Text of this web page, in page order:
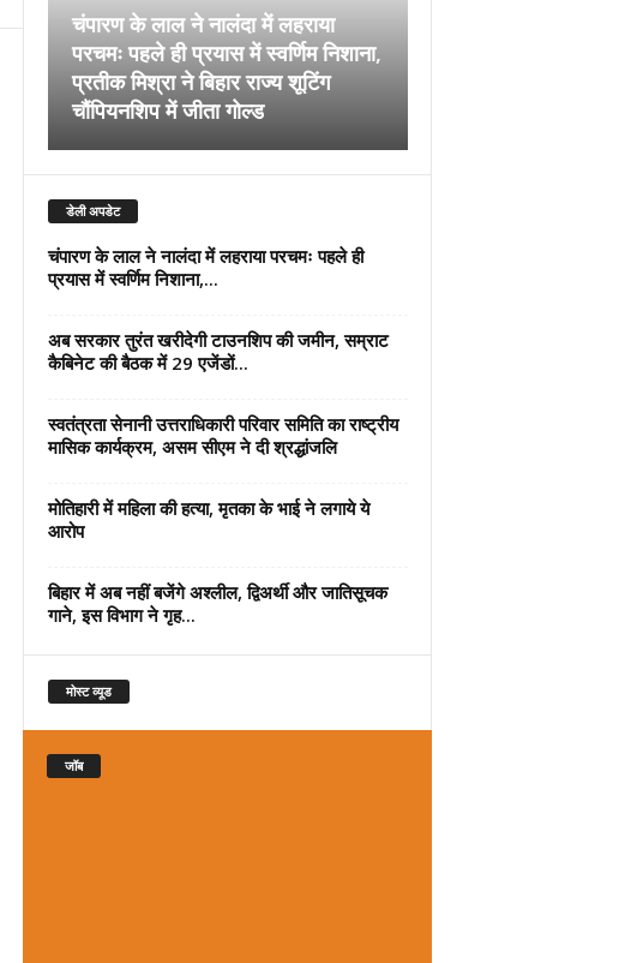
चंपारण के लाल ने नालंदा में लहराया
परचमः पहले ही प्रयास में स्वर्णिम निशाना,
प्रतीक मिश्रा ने बिहार राज्य शूटिंग
चौंपियनशिप में जीता गोल्ड
डेली अपडेट
चंपारण के लाल ने नालंदा में लहराया परचमः पहले ही
प्रयास में स्वर्णिम निशाना,...
अब सरकार तुरंत खरीदेगी टाउनशिप की जमीन, सम्राट
कैबिनेट की बैठक में 29 एजेंडों...
स्वतंत्रता सेनानी उत्तराधिकारी परिवार समिति का राष्ट्रीय
मासिक कार्यक्रम, असम सीएम ने दी श्रद्धांजलि
मोतिहारी में महिला की हत्या, मृतका के भाई ने लगाये ये
आरोप
बिहार में अब नहीं बजेंगे अश्लील, द्विअर्थी और जातिसूचक
गाने, इस विभाग ने गृह...
मोस्ट व्यूड
जॉब